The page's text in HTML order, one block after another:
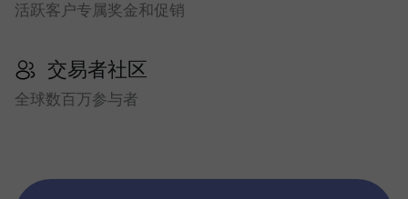
活跃客户专属奖金和促销
交易者社区
全球数百万参与者